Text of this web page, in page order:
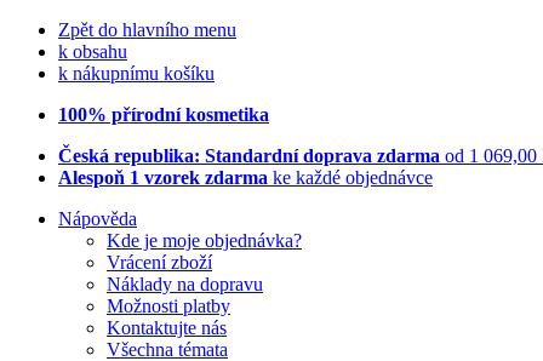
Zpět do hlavního menu
k obsahu
k nákupnímu košíku
100% přírodní kosmetika
Česká republika: Standardní doprava zdarma od 1 069,00
Alespoň 1 vzorek zdarma ke každé objednávce
Nápověda
Kde je moje objednávka?
Vrácení zboží
Náklady na dopravu
Možnosti platby
Kontaktujte nás
Všechna témata